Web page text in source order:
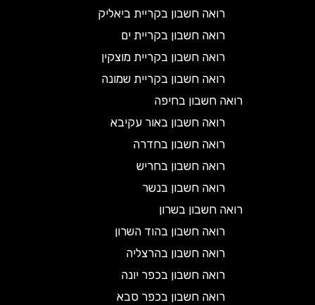
רואה חשבון בקריית ביאליק
רואה חשבון בקריית ים
רואה חשבון בקריית מוצקין
רואה חשבון בקריית שמונה
רואה חשבון בחיפה
רואה חשבון באור עקיבא
רואה חשבון בחדרה
רואה חשבון בחריש
רואה חשבון בנשר
רואה חשבון בשרון
רואה חשבון בהוד השרון
רואה חשבון בהרצליה
רואה חשבון בכפר יונה
רואה חשבון בכפר סבא